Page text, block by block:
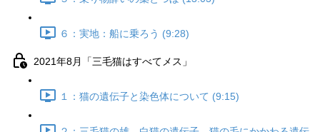
６：実地：船に乗ろう (9:28)
2021年8月「三毛猫はすべてメス」
１：猫の遺伝子と染色体について (9:15)